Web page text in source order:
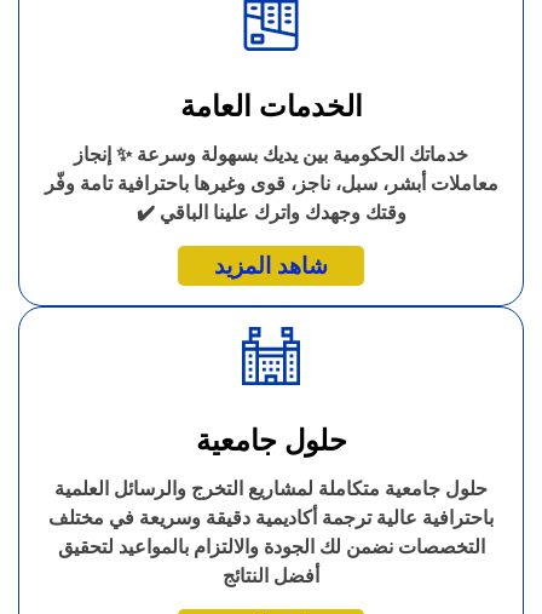
الخدمات العامة
خدماتك الحكومية بين يديك بسهولة وسرعة ✨ إنجاز
معاملات أبشر، سبل، ناجز، قوى وغيرها باحترافية تامة وفّر
وقتك وجهدك واترك علينا الباقي ✔️
شاهد المزيد
حلول جامعية
حلول جامعية متكاملة لمشاريع التخرج والرسائل العلمية
باحترافية عالية ترجمة أكاديمية دقيقة وسريعة في مختلف
التخصصات نضمن لك الجودة والالتزام بالمواعيد لتحقيق
أفضل النتائج